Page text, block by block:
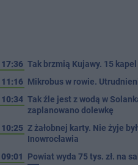
17:36 Tak brzmią Kujawy. 15
11:16 Mikrobus w rowie.
10:34 Tak źle jest z wodą w
zaplanowano dolewkę
10:25 Z żałobnej karty. Nie żyje
Inowrocławia
09:01
Powiat wyda 75 tys. zł. na